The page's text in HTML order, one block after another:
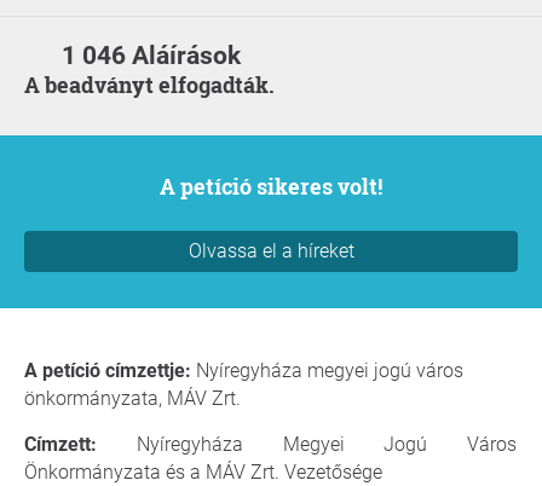
1 046 Aláírások
A beadványt elfogadták.
A petíció sikeres volt!
Olvassa el a híreket
A petíció címzettje: Nyíregyháza megyei jogú város
önkormányzata, MÁV Zrt.
Címzett: Nyíregyháza Megyei Jogú Város
Önkormányzata és a MÁV Zrt. Vezetősége